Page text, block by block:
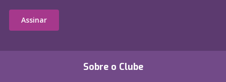
Sobre o Clube
Assinar